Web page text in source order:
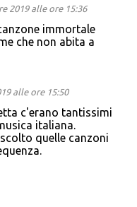
2019 alle ore 15:36
immortale
che non abita a
alle ore 15:50
c'erano tantissimi
italiana.
quelle canzoni